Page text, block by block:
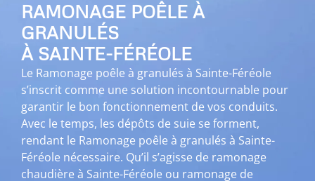
RAMONAGE POÊLE À
GRANULÉS
À SAINTE-FÉRÉOLE
Le Ramonage poêle à granulés à Sainte-Féréole
s’inscrit comme une solution incontournable pour
garantir le bon fonctionnement de vos conduits.
Avec le temps, les dépôts de suie se forment,
rendant le Ramonage poêle à granulés à Sainte-
Féréole nécessaire. Qu’il s’agisse de ramonage
chaudière à Sainte-Féréole ou ramonage de